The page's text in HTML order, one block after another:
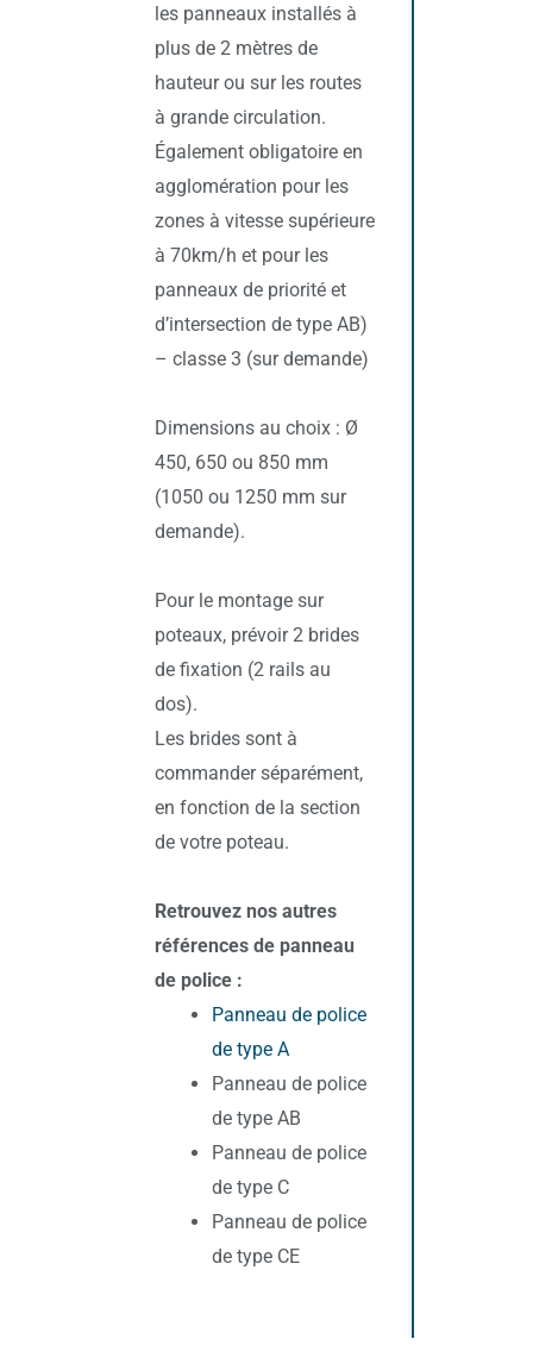
les panneaux installés à
plus de 2 mètres de
hauteur ou sur les routes
à grande circulation.
Également obligatoire en
agglomération pour les
zones à vitesse supérieure
à 70km/h et pour les
panneaux de priorité et
d’intersection de type AB)
– classe 3 (sur demande)
Dimensions au choix : Ø
450, 650 ou 850 mm
(1050 ou 1250 mm sur
demande).
Pour le montage sur
poteaux, prévoir 2 brides
de fixation (2 rails au
dos).
Les brides sont à
commander séparément,
en fonction de la section
de votre poteau.
Retrouvez nos autres
références de panneau
de police :
Panneau de police
de type A
Panneau de police
de type AB
Panneau de police
de type C
Panneau de police
de type CE